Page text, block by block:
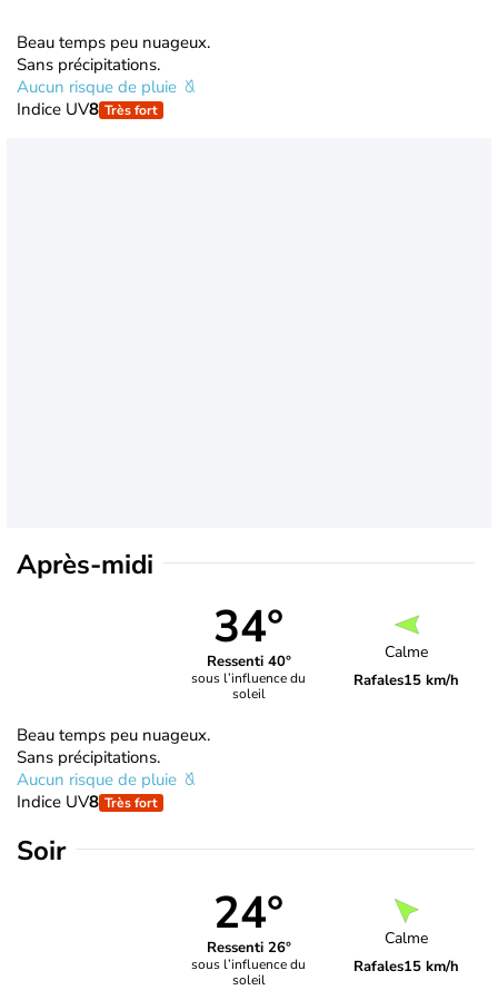
Beau temps peu nuageux.
Sans précipitations.
Aucun risque de pluie
Indice UV8 Très fort
Après-midi
34°
Ressenti 40°
sous l’influence du
soleil
Calme
Rafales15 km/h
Beau temps peu nuageux.
Sans précipitations.
Aucun risque de pluie
Indice UV8 Très fort
Soir
24°
Ressenti 26°
sous l’influence du
soleil
Calme
Rafales15 km/h